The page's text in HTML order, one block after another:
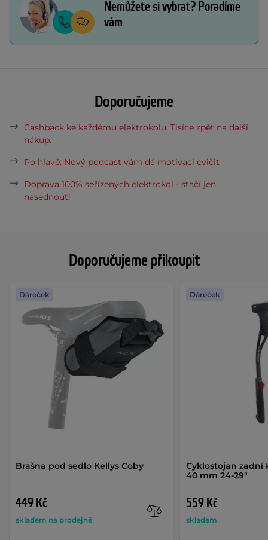
Doporučujeme přikoupit
Brašna pod sedlo Kellys Coby
449 Kč
skladem na prodejně
Dáreček
Cyklostojan zadní
40 mm 24-29"
559 Kč
skladem
Dáreček
Nemůžete si vybrat? Poradíme
vám
Doporučujeme
Cashback ke každému elektrokolu. Tisíce zpět na další
nákup.
Po hlavě: Nový podcast vám dá motivaci cvičit
Doprava 100% seřízených elektrokol - stačí jen
nasednout!